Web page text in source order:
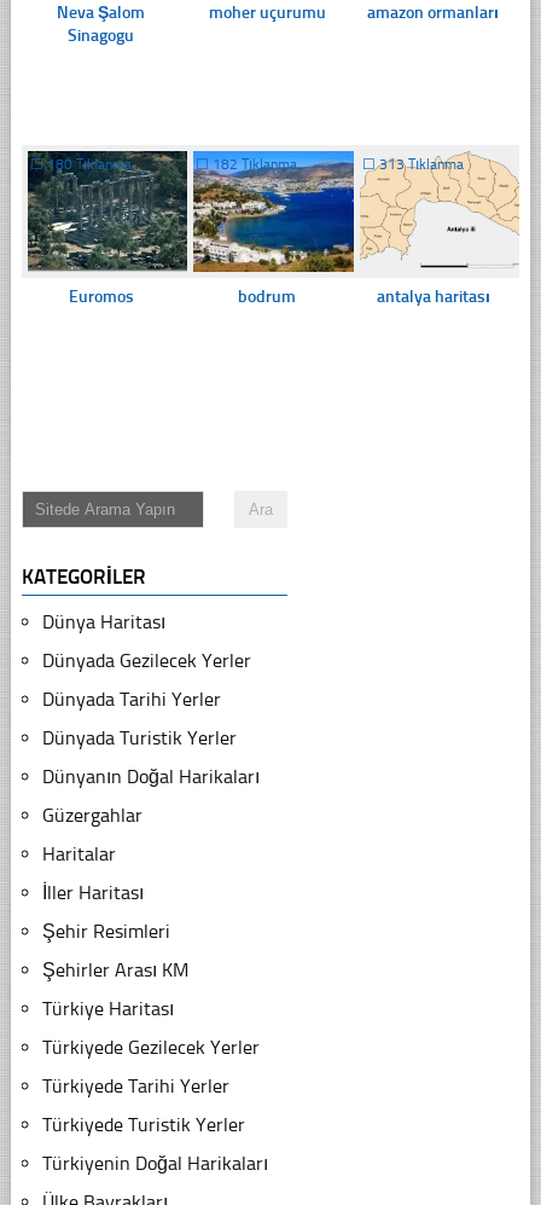
Neva Şalom
Sinagogu
moher uçurumu amazon ormanları
☐180 Tıklanma
Euromos
☐182 Tıklanma
bodrum
☐313 Tıklanma
antalya haritası
KATEGORILER
Dünya Haritası
Dünyada Gezilecek Yerler
Dünyada Tarihi Yerler
Dünyada Turistik Yerler
Dünyanın Doğal Harikaları
Güzergahlar
Haritalar
İller Haritası
Şehir Resimleri
Şehirler Arası KM
Türkiye Haritası
Türkiyede Gezilecek Yerler
Türkiyede Tarihi Yerler
Türkiyede Turistik Yerler
Türkiyenin Doğal Harikaları